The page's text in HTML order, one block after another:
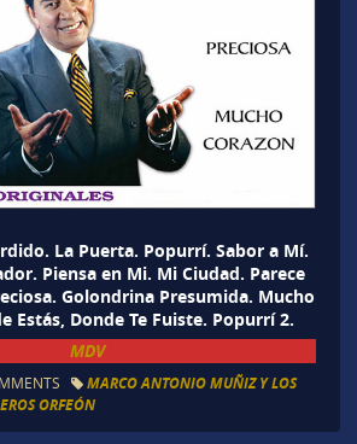
La Puerta. Popurrí. Sabor a Mí.
Piensa en Mi. Mi Ciudad. Parece
Golondrina Presumida. Mucho
Estás, Donde Te Fuiste. Popurrí 2.
MDV
MARCO ANTONIO MUÑIZ Y LOS
ORFEÓN